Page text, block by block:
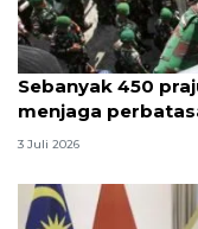
Sebanyak 450
menjaga
3 Juli 2026